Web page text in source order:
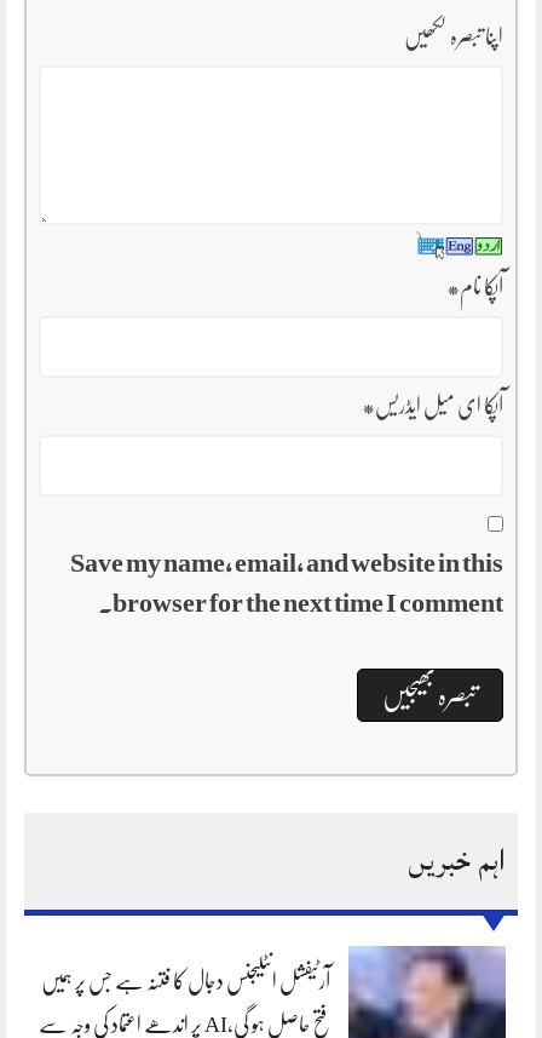
اپنا تبصرہ لکھیں
آپکا نام*
آپکا ای میل ایڈریس*
Save my name, email, and website in this
browser for the next time I comment.
اہم خبریں
آرٹیفشل انٹلیجنس دجال کا فتنہ ہے جس پر ہمیں
فتح حاصل ہو گی،AI پر اندھے اعتماد کی وجہ سے